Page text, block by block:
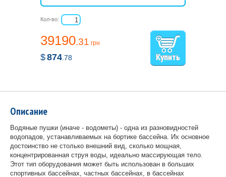
39190.31 грн
$874 .78
Кол-во:
Описание
Водяные пушки (иначе - водометы) - одна из разновидностей
водопадов, устанавливаемых на бортике бассейна. Их основное
достоинство не столько внешний вид, сколько мощная,
концентрированная струя воды, идеально массирующая тело.
Этот тип оборудования может быть использован в больших
спортивных бассейнах, частных бассейнах, в бассейнах